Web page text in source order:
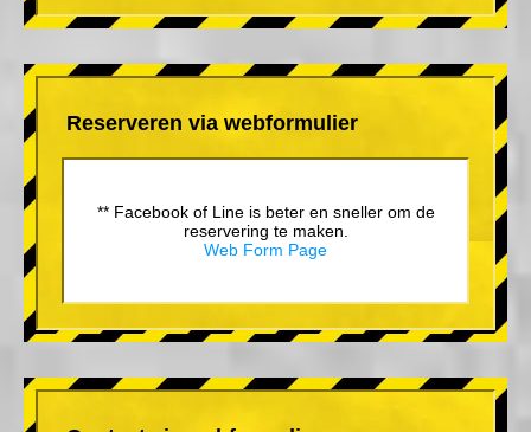
Reserveren via webformulier
** Facebook of Line is beter en sneller om de
reservering te maken.
Web Form Page